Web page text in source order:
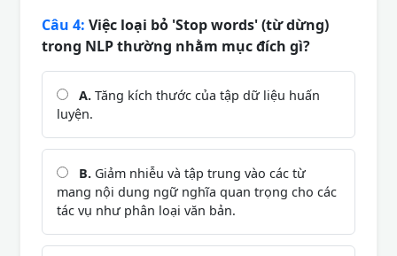
Câu 4: Việc loại bỏ 'Stop words' (từ dừng)
trong NLP thường nhằm mục đích gì?
A. Tăng kích thước của tập dữ liệu huấn
luyện.
B. Giảm nhiễu và tập trung vào các từ
mang nội dung ngữ nghĩa quan trọng cho các
tác vụ như phân loại văn bản.